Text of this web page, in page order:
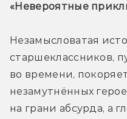
«Невероятные
Незамысловатая
старшеклассников,
во времени,
незамутнённых
на грани абсурда, а